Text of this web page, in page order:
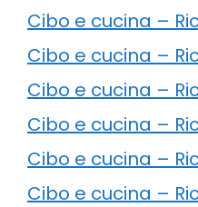
Cibo e cucina –
Cibo e cucina –
Cibo e cucina –
Cibo e cucina –
Cibo e cucina –
Cibo e cucina –